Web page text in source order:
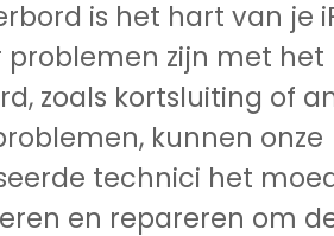
is het hart van je
problemen zijn met het
zoals kortsluiting of
kunnen onze
technici het
en repareren om